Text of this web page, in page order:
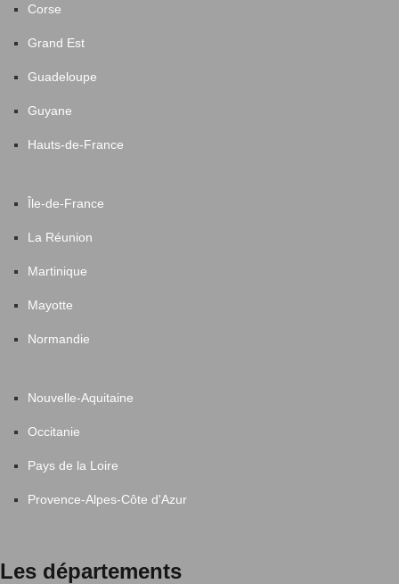
Corse
Grand Est
Guadeloupe
Guyane
Hauts-de-France
Île-de-France
La Réunion
Martinique
Mayotte
Normandie
Nouvelle-Aquitaine
Occitanie
Pays de la Loire
Provence-Alpes-Côte d'Azur
Les départements